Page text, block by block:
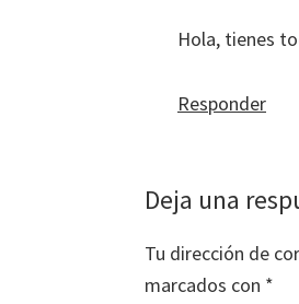
Hola, tienes
Responder
Deja una
Tu dirección de
marcados con *